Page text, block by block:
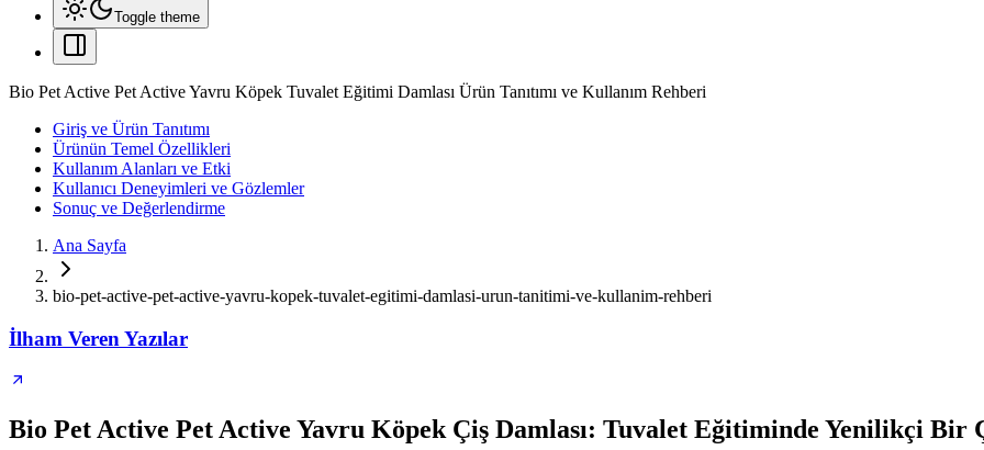
Toggle theme
Bio Pet Active Pet Active Yavru Köpek Tuvalet Eğitimi Damlası Ürün Tanıtımı ve Kullanım Rehberi
Giriş ve Ürün Tanıtımı
Ürünün Temel Özellikleri
Kullanım Alanları ve Etki
Kullanıcı Deneyimleri ve Gözlemler
Sonuç ve Değerlendirme
Ana Sayfa
bio-pet-active-pet-active-yavru-kopek-tuvalet-egitimi-damlasi-urun-tanitimi-ve-kullanim-rehberi
İlham Veren Yazılar
Bio Pet Active Pet Active Yavru Köpek Çiş Damlası: Tuvalet Eğitiminde Yenilikçi Bir